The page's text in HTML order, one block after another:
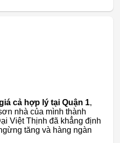
cả hợp lý tại Quận 1,
nhà của mình thành
Việt Thịnh đã khẳng định
tăng và hàng ngàn